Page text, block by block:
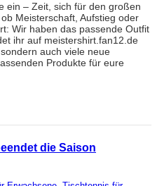
ein – Zeit, sich für den großen
Meisterschaft, Aufstieg oder
Wir haben das passende Outfit
ihr auf meistershirt.fan12.de
auch viele neue
Produkte für eure
die Saison